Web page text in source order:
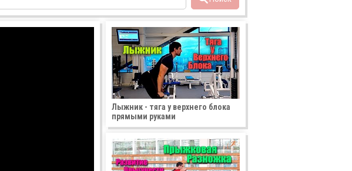
Лыжник - тяга у верхнего блока
прямыми руками